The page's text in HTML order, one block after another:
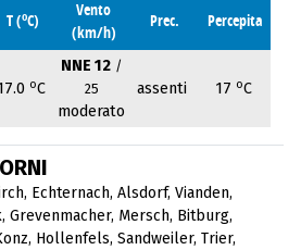
T (oC)
Vento
(km/h)
Prec. Percepita
oC
NNE 12 /
25
moderato
assenti 17 oC
, Echternach, Alsdorf, Vianden,
, Grevenmacher, Mersch, Bitburg,
, Hollenfels, Sandweiler, Trier,